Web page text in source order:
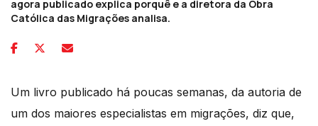
agora publicado explica porquê e a diretora da Obra
Católica das Migrações analisa.
Um livro publicado há poucas semanas, da autoria de
um dos maiores especialistas em migrações, diz que,